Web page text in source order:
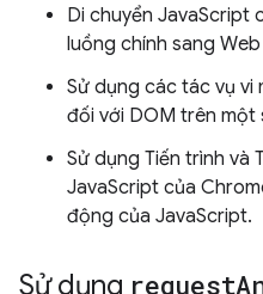
Di chuyển JavaScript
luồng chính sang
Sử dụng các tác vụ vi
đối với DOM trên một
Sử dụng Tiến trình và
JavaScript của
động của JavaScript.
Sử dụng request